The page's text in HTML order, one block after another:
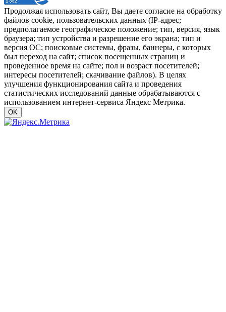
Продолжая использовать сайт, Вы даете согласие на обработку
файлов cookie, пользовательских данных (IP-адрес;
предполагаемое географическое положение; тип, версия, язык
браузера; тип устройства и разрешение его экрана; тип и
версия ОС; поисковые системы, фразы, баннеры, с которых
был переход на сайт; список посещенных страниц и
проведенное время на сайте; пол и возраст посетителей;
интересы посетителей; скачивание файлов). В целях
улучшения функционирования сайта и проведения
статистических исследований данные обрабатываются с
использованием интернет-сервиса Яндекс Метрика.
OK